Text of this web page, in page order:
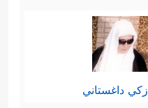
زكي داغستاني